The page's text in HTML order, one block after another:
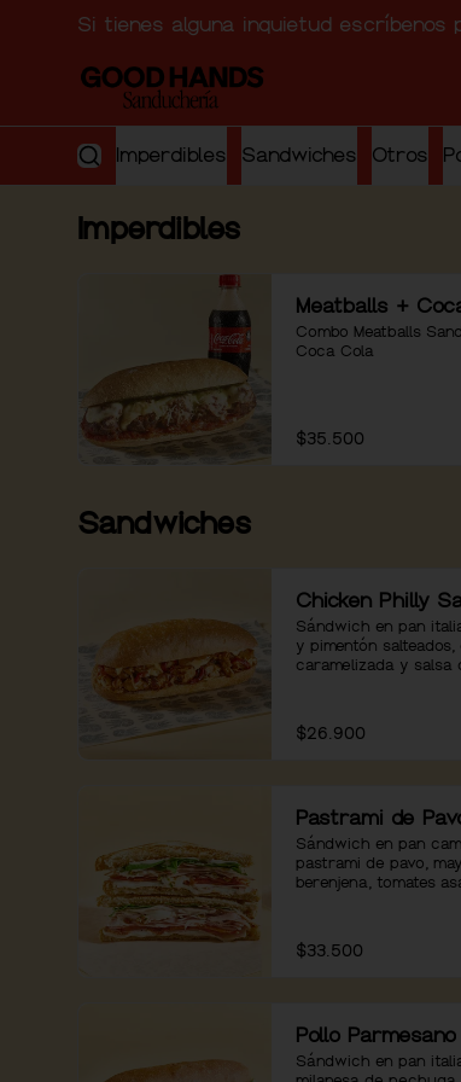
Si tienes alguna inquietud
Imperdibles Sandwiches Otros
Imperdibles
Meatballs +
Combo Meatballs
Coca Cola
$35.500
Sandwiches
Chicken Philly
Sándwich en pan
y pimentón salteados,
caramelizada y salsa
$26.900
Pastrami de
Sándwich en pan
pastrami de pavo,
berenjena, tomates
$33.500
Pollo Parmesano
Sándwich en pan